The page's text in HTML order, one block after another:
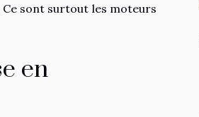
Ce sont surtout les moteurs
en